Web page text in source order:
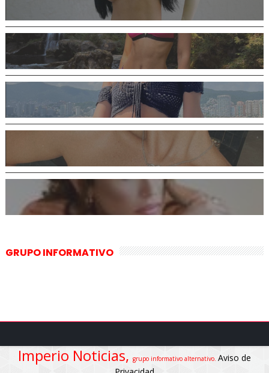
GRUPO INFORMATIVO
Imperio Noticias, grupo informativo alternativo. Aviso de